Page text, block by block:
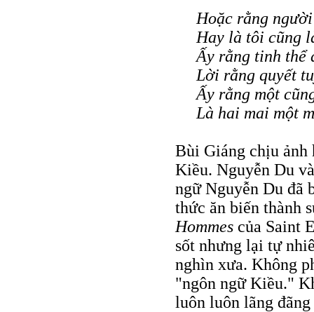
Hoặc rằng
Hay là tôi cũng
Ấy rằng tinh thể
Lời rằng quyết
Ấy rằng một
Là hai mai một
Bùi Giáng chịu ảnh
Kiều. Nguyễn Du
ngữ Nguyễn Du đã
thức ăn biến thành
Hommes của Saint
sốt nhưng lại tự
nghìn xưa. Không
"ngôn ngữ Kiều."
luôn luôn lãng